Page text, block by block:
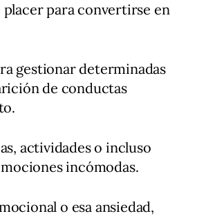
placer para convertirse en
gestionar determinadas
de conductas
actividades o incluso
incómodas.
o esa ansiedad,